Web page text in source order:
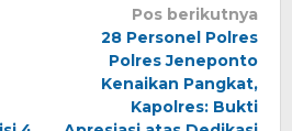
Pos berikutnya
28 Personel Polres
Polres Jeneponto
Kenaikan Pangkat,
Kapolres: Bukti